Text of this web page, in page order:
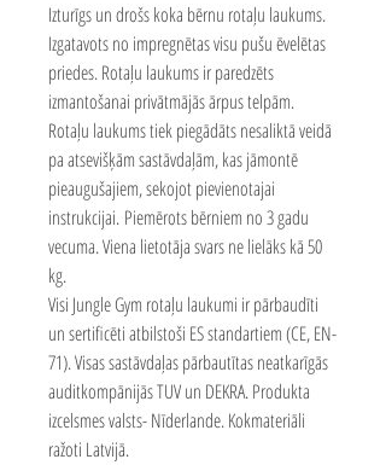
Izturīgs un drošs koka bērnu rotaļu laukums.
Izgatavots no impregnētas visu pušu ēvelētas
priedes.Rotaļu laukums ir paredzēts
izmantošanai privātmājās ārpus telpām.
Rotaļu laukums tiek piegādāts nesaliktā veidā
pa atsevišķām sastāvdaļām, kas jāmontē
pieaugušajiem, sekojot pievienotajai
instrukcijai. Piemērots bērniem no 3 gadu
vecuma. Viena lietotāja svars ne lielāks kā 50
kg.
Visi Jungle Gym rotaļu laukumi ir pārbaudīti
un sertificēti atbilstoši ES standartiem (CE, EN-
71). Visas sastāvdaļas pārbautītas neatkarīgās
auditkompānijās TUV un DEKRA. Produkta
izcelsmes valsts- Nīderlande. Kokmateriāli
ražoti Latvijā.